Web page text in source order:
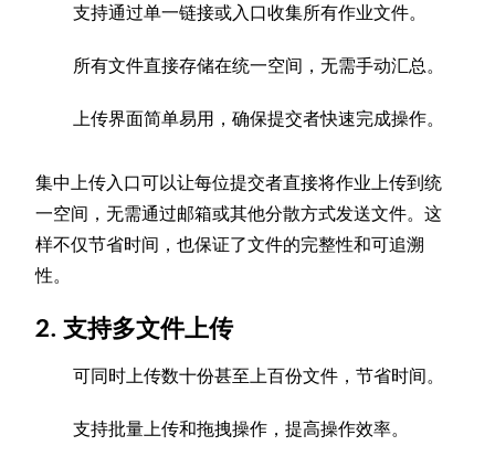
支持通过单一链接或入口收集所有作业文件。
所有文件直接存储在统一空间，无需手动汇总。
上传界面简单易用，确保提交者快速完成操作。
集中上传入口可以让每位提交者直接将作业上传到统
一空间，无需通过邮箱或其他分散方式发送文件。这
样不仅节省时间，也保证了文件的完整性和可追溯
性。
2. 支持多文件上传
可同时上传数十份甚至上百份文件，节省时间。
支持批量上传和拖拽操作，提高操作效率。